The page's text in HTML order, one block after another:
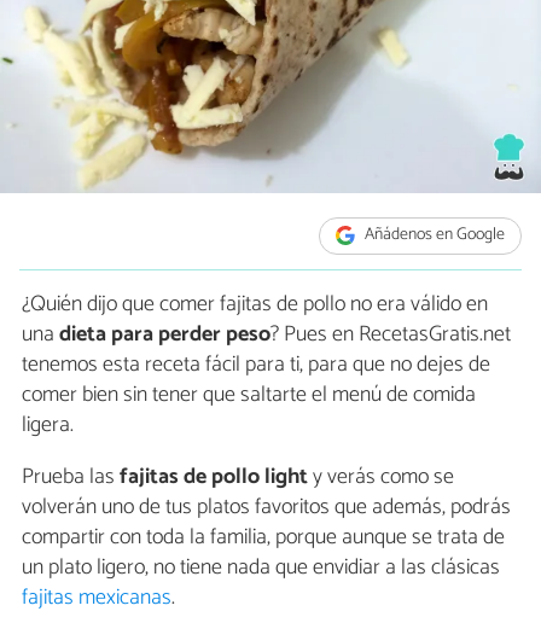
Añádenos en Google
¿Quién dijo que comer fajitas de pollo no era válido en
unadieta para perder peso? Pues en RecetasGratis.net
tenemos esta receta fácil para ti, para que no dejes de
comer bien sin tener que saltarte el menú de comida
ligera.
Prueba lasfajitas de pollo lighty verás como se
volverán uno de tus platos favoritos que además, podrás
compartir con toda la familia, porque aunque se trata de
un plato ligero, no tiene nada que envidiar a las clásicas
fajitas mexicanas.